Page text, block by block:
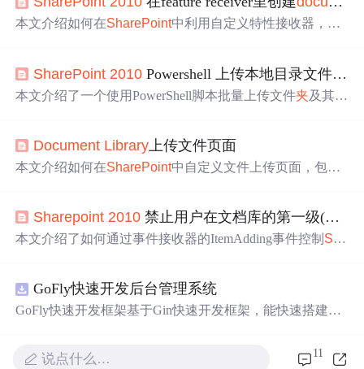
本文介绍如何在SharePoint中利用自定义特性接收器，在
程。SharePoint 2010 Powershell 上传本地目录文件夹
本文介绍了一个使用PowerShell脚本批量上传文件夹及其子
指定路径读取文件夹，并递归地将这些文件
传至指定的SharePoint库。
Document Library 上传文件页面
本文介绍如何在SharePoint中自定义文件上传页面，包括
Sharepoint 2010 禁止用户在文档库的第一级(根)目录上传文件
本文介绍了如何通过事件接收器的ItemAdding事件控制 Sha
的技术细节。
GoFly快速开发后台管理系统
GoFly快速开发框架基于Gin快速开发框架，能快速搭建应
管理后台等。api文档管理并一键生成api接口代码，一键生
说点什么… 11